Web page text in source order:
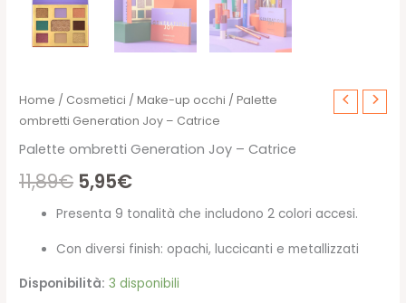
Home / Cosmetici /Make-up occhi / Palette
ombretti Generation Joy – Catrice
Palette ombretti Generation Joy – Catrice
11,89€ Il
prezzo
originale
era:
5,95€Il
prezzo
attuale
è:
Presenta 9 tonalità che includono 2 colori accesi.
Con diversi finish: opachi, luccicanti e metallizzati
Disponibilità: 3 disponibili